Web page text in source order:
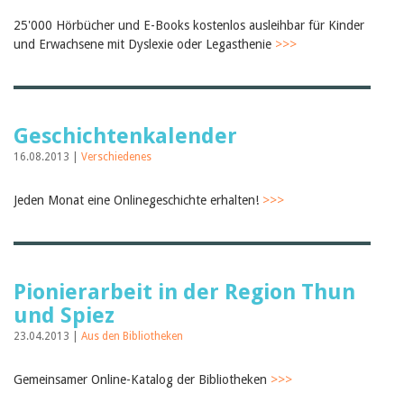
2020
2019
2013
2012
25'000 Hörbücher und E-Books kostenlos ausleihbar für Kinder
und Erwachsene mit Dyslexie oder Legasthenie >>>
Geschichtenkalender
16.08.2013 | Verschiedenes
Jeden Monat eine Onlinegeschichte erhalten! >>>
Pionierarbeit in der Region Thun
und Spiez
23.04.2013 | Aus den Bibliotheken
Gemeinsamer Online-Katalog der Bibliotheken >>>